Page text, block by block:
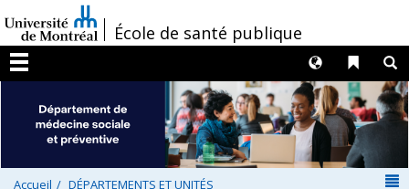
au
contenu
/École de santé publique
Menu
Liens
Langues
Accueil
DÉPARTEMENTS ET UNITÉS